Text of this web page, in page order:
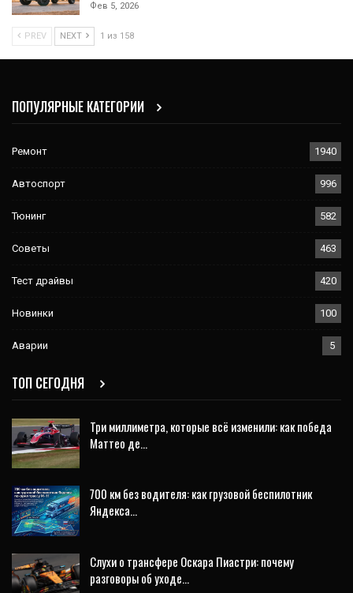
Фев 5, 2026
PREV NEXT 1 из 158
ПОПУЛЯРНЫЕ КАТЕГОРИИ
Ремонт 1940
Автоспорт 996
Тюнинг 582
Советы 463
Тест драйвы 420
Новинки 100
Аварии 5
ТОП СЕГОДНЯ
Три миллиметра, которые всё изменили: как победа
Маттео де…
700 км без водителя: как грузовой беспилотник
Яндекса…
Слухи о трансфере Оскара Пиастри: почему
разговоры об уходе…